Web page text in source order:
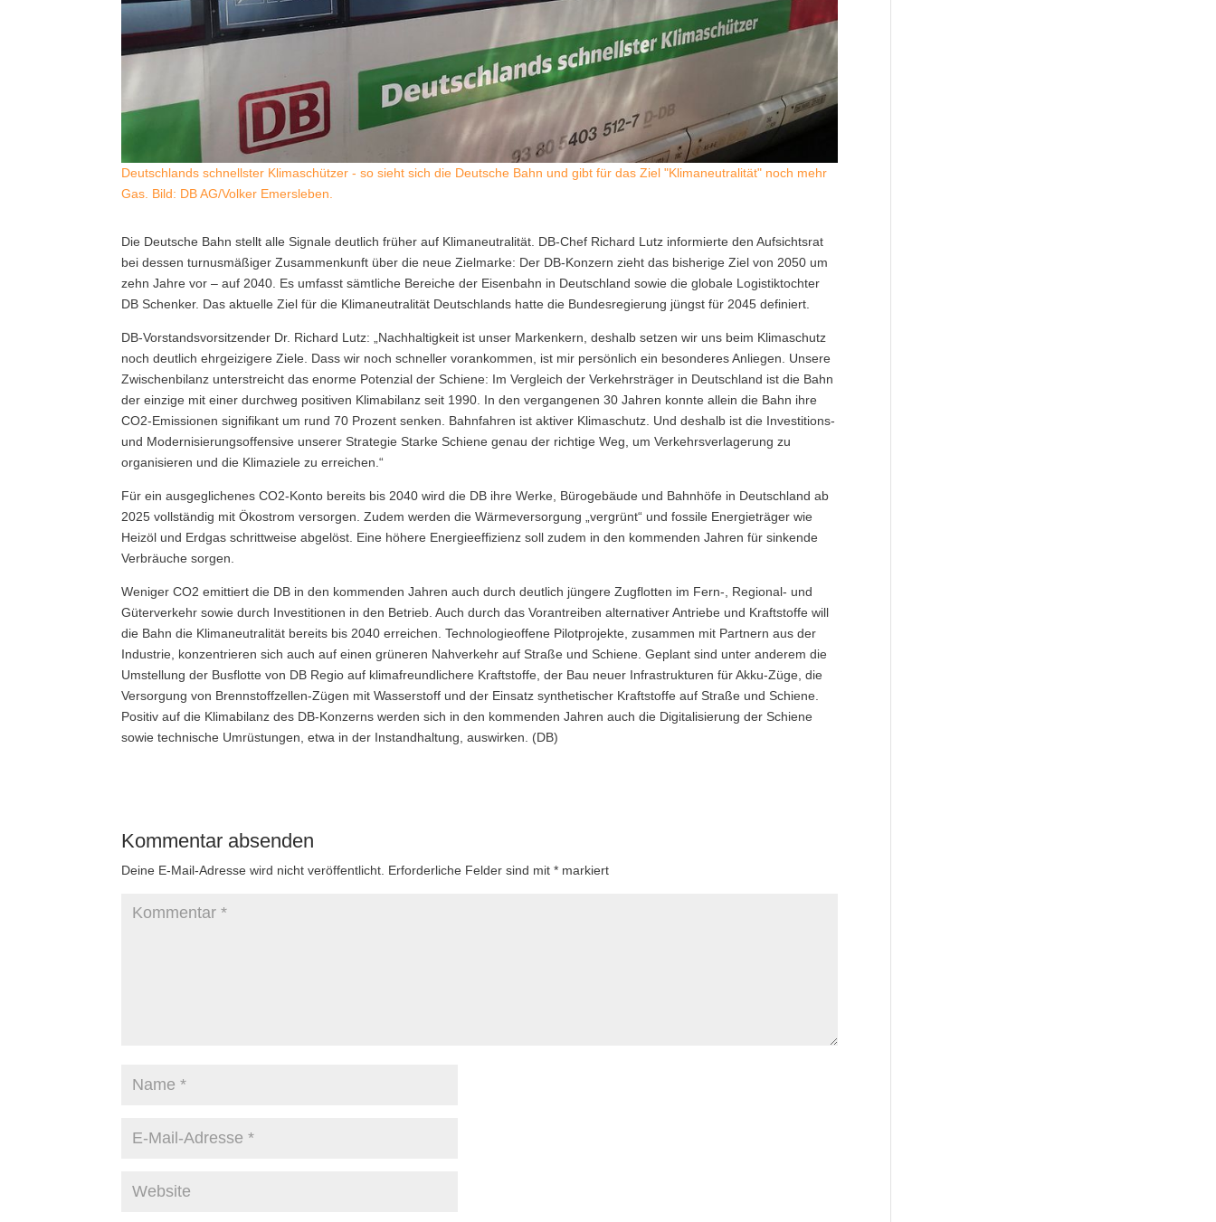
Deutschlands schnellster Klimaschützer - so sieht sich die Deutsche Bahn und gibt für das Ziel "Klimaneutralität" noch mehr
Gas. Bild: DB AG/Volker Emersleben.
Die Deutsche Bahn stellt alle Signale deutlich früher auf Klimaneutralität. DB-Chef Richard Lutz informierte den Aufsichtsrat
bei dessen turnusmäßiger Zusammenkunft über die neue Zielmarke: Der DB-Konzern zieht das bisherige Ziel von 2050 um
zehn Jahre vor – auf 2040. Es umfasst sämtliche Bereiche der Eisenbahn in Deutschland sowie die globale Logistiktochter
DB Schenker. Das aktuelle Ziel für die Klimaneutralität Deutschlands hatte die Bundesregierung jüngst für 2045 definiert.
DB-Vorstandsvorsitzender Dr. Richard Lutz: „Nachhaltigkeit ist unser Markenkern, deshalb setzen wir uns beim Klimaschutz
noch deutlich ehrgeizigere Ziele. Dass wir noch schneller vorankommen, ist mir persönlich ein besonderes Anliegen. Unsere
Zwischenbilanz unterstreicht das enorme Potenzial der Schiene: Im Vergleich der Verkehrsträger in Deutschland ist die Bahn
der einzige mit einer durchweg positiven Klimabilanz seit 1990. In den vergangenen 30 Jahren konnte allein die Bahn ihre
CO2-Emissionen signifikant um rund 70 Prozent senken. Bahnfahren ist aktiver Klimaschutz. Und deshalb ist die Investitions-
und Modernisierungsoffensive unserer Strategie Starke Schiene genau der richtige Weg, um Verkehrsverlagerung zu
organisieren und die Klimaziele zu erreichen.“
Für ein ausgeglichenes CO2-Konto bereits bis 2040 wird die DB ihre Werke, Bürogebäude und Bahnhöfe in Deutschland ab
2025 vollständig mit Ökostrom versorgen. Zudem werden die Wärmeversorgung „vergrünt“ und fossile Energieträger wie
Heizöl und Erdgas schrittweise abgelöst. Eine höhere Energieeffizienz soll zudem in den kommenden Jahren für sinkende
Verbräuche sorgen.
Weniger CO2 emittiert die DB in den kommenden Jahren auch durch deutlich jüngere Zugflotten im Fern-, Regional- und
Güterverkehr sowie durch Investitionen in den Betrieb. Auch durch das Vorantreiben alternativer Antriebe und Kraftstoffe will
die Bahn die Klimaneutralität bereits bis 2040 erreichen. Technologieoffene Pilotprojekte, zusammen mit Partnern aus der
Industrie, konzentrieren sich auch auf einen grüneren Nahverkehr auf Straße und Schiene. Geplant sind unter anderem die
Umstellung der Busflotte von DB Regio auf klimafreundlichere Kraftstoffe, der Bau neuer Infrastrukturen für Akku-Züge, die
Versorgung von Brennstoffzellen-Zügen mit Wasserstoff und der Einsatz synthetischer Kraftstoffe auf Straße und Schiene.
Positiv auf die Klimabilanz des DB-Konzerns werden sich in den kommenden Jahren auch die Digitalisierung der Schiene
sowie technische Umrüstungen, etwa in der Instandhaltung, auswirken. (DB)
Kommentar absenden
Deine E-Mail-Adresse wird nicht veröffentlicht. Erforderliche Felder sind mit* markiert